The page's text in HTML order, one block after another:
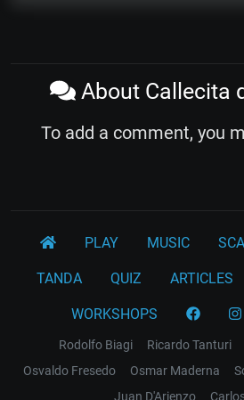
About Callecita
To add a comment, you
PLAY MUSIC
TANDA QUIZ ARTICLES
WORKSHOPS
Rodolfo Biagi Ricardo Tanturi
Osvaldo Fresedo
Osmar Maderna
Juan D'Arienzo